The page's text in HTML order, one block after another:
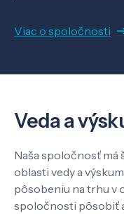
Viac o spoločnosti
Veda a
Naša spoločnosť
oblasti vedy a
pôsobeniu na trhu v
spoločnosti pôsobiť